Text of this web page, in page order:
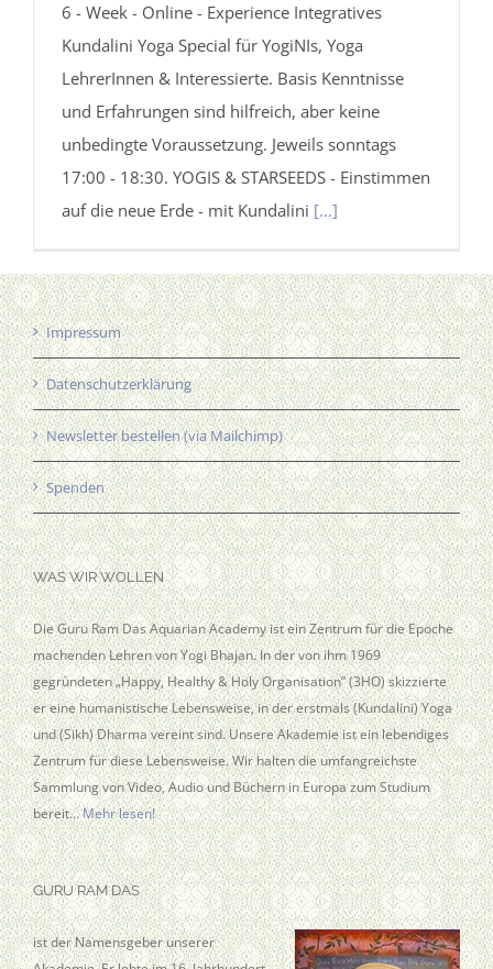
6 - Week - Online - Experience Integratives
Kundalini Yoga Special für YogiNIs, Yoga
LehrerInnen & Interessierte. Basis Kenntnisse
und Erfahrungen sind hilfreich, aber keine
unbedingte Voraussetzung. Jeweils sonntags
17:00 - 18:30. YOGIS & STARSEEDS - Einstimmen
auf die neue Erde - mit Kundalini [...]
Impressum
Datenschutzerklärung
Newsletter bestellen (via Mailchimp)
Spenden
WAS WIR WOLLEN
Die Guru Ram Das Aquarian Academy ist ein Zentrum für die Epoche
machenden Lehren von Yogi Bhajan. In der von ihm 1969
gegründeten „Happy, Healthy & Holy Organisation” (3HO) skizzierte
er eine humanistische Lebensweise, in der erstmals (Kundalini) Yoga
und (Sikh) Dharma vereint sind. Unsere Akademie ist ein lebendiges
Zentrum für diese Lebensweise. Wir halten die umfangreichste
Sammlung von Video, Audio und Büchern in Europa zum Studium
bereit…Mehr lesen!
GURU RAM DAS
ist der Namensgeber unserer